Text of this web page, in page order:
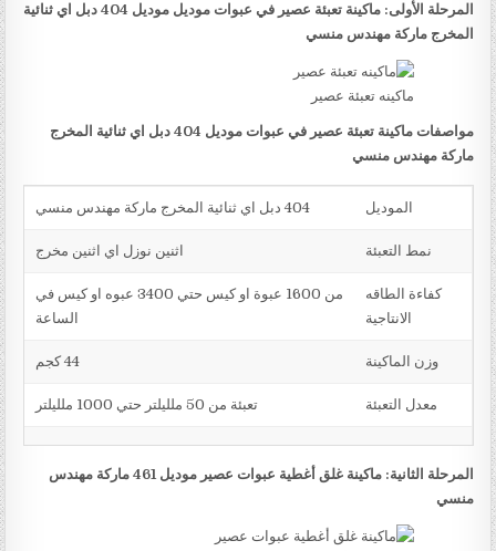
المرحلة الأولى: ماكينة تعبئة عصير في عبوات موديل موديل 404 دبل اي ثنائية
المخرج ماركة مهندس منسي
ماكينه تعبئة عصير
مواصفات ماكينة تعبئة عصير في عبوات موديل 404 دبل اي ثنائية المخرج
ماركة مهندس منسي
الموديل 404 دبل اي ثنائية المخرج ماركة مهندس منسي
نمط التعبئة اثنين نوزل اي اثنين مخرج
كفاءة الطاقه
الانتاجية
من 1600 عبوة او كيس حتي 3400 عبوه او كيس في
الساعة
وزن الماكينة 44 كجم
معدل التعبئة تعبئة من 50 ملليلتر حتي 1000 ملليلتر
المرحلة الثانية: ماكينة غلق أغطية عبوات عصير موديل 461 ماركة مهندس
منسي